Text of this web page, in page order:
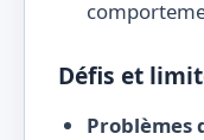
Défis et
Problèmes